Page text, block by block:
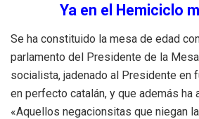
Ya en el Hemiciclo
Se ha constituido la mesa de edad
parlamento del Presidente de la
socialista, jadenado al Presidente en
en perfecto catalán, y que además ha
«Aquellos negacionsitas que niegan